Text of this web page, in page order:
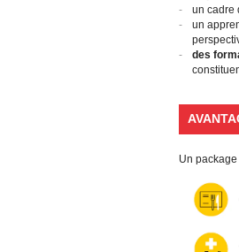
un cadre
un
des
Un